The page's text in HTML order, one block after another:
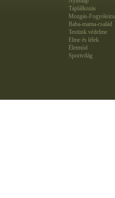
Táplálkozás
Mozgás-Fogyókúra
Baba-mama-család
Testünk védelme
Elme és lélek
Életmód
Sportvilág